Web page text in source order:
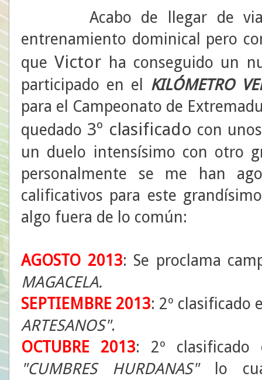
Acabo de llegar de viaje,
entrenamiento dominical pero
queVictor ha conseguido un
participado en el KILÓMETRO
para el Campeonato de
quedado 3º clasificado con
un duelo intensísimo con otro
personalmente se me han
calificativos para este
algo fuera de lo común:
AGOSTO 2013: Se proclama
MAGACELA.
SEPTIEMBRE 2013: 2º clasificado
ARTESANOS".
OCTUBRE 2013: 2º clasificado
"CUMBRES HURDANAS"lo